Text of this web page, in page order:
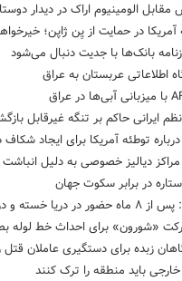
الومینیوم اراک در دیدار
در حمایت از یِن ژاپن؛
بانک‌ها با جدیت دنبال می‌شود
اطلاعاتی عربستان به عراق
ایرانی حاکم بر تنگه غیرقابل
توطئه آمریکا برای ایجاد
دیالیز خصوصی به دلیل
در برابر سکوت جهان
و درمانده‌ شدیم
«شورون» برای احداث خط لوله
زبده برای دستگیری عاملان قتل
باید منطقه را ترک کنند